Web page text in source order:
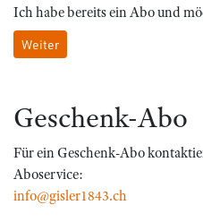
Ich habe bereits ein Abo und
Weiter
Geschenk-Abo
Für ein Geschenk-Abo
Aboservice:
info@gisler1843.ch